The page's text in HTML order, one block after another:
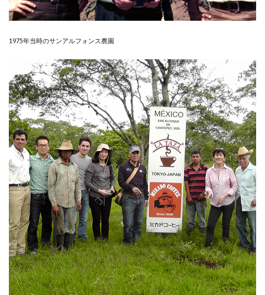
1975年当時のサンアルフォンス農園